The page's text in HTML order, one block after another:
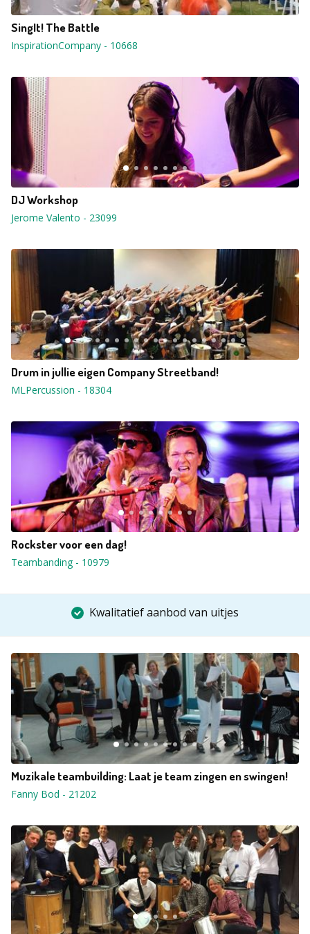
SingIt! The Battle
InspirationCompany - 10668
DJ Workshop
Jerome Valento - 23099
Drum in jullie eigen Company Streetband!
MLPercussion - 18304
Rockster voor een dag!
Teambanding- 10979
Kwalitatief aanbod van uitjes
Muzikale teambuilding: Laat je team zingen en swingen!
Fanny Bod - 21202